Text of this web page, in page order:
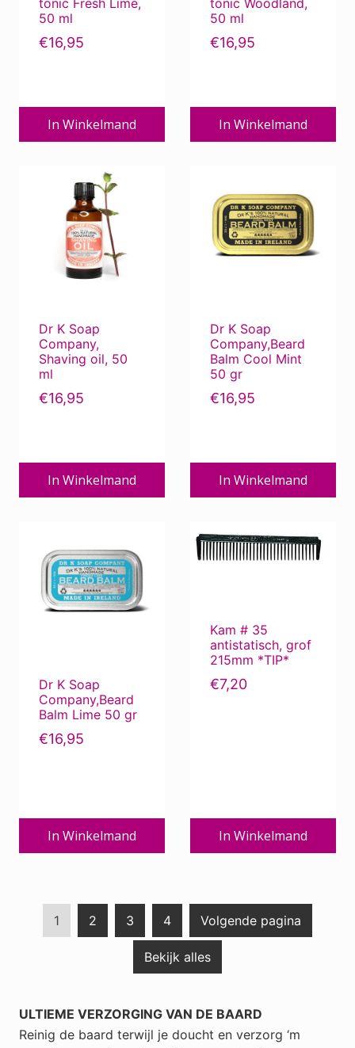
tonic Fresh Lime,
50 ml
€16,95
In Winkelmand
tonic Woodland,
50 ml
€16,95
In Winkelmand
Dr K Soap
Company,
Shaving oil, 50
ml
€16,95
In Winkelmand
Dr K Soap
Company,Beard
Balm Cool Mint
50 gr
€16,95
In Winkelmand
Dr K Soap
Company,Beard
Balm Lime 50 gr
€16,95
In Winkelmand
Kam # 35
antistatisch, grof
215mm *TIP*
€7,20
In Winkelmand
G
o
a
g
1
G
o
a
g
2
G
o
a
g
3
G
o
t
a
g
4 Volgende pagina
Bekijk alles
ULTIEME VERZORGING VAN DE BAARD
Reinig de baard terwijl je doucht en verzorg ‘m